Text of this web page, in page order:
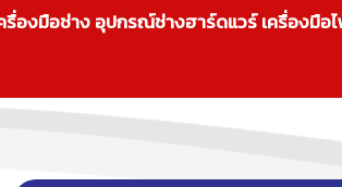
รื่องมือช่าง อุปกรณ์ช่างฮาร์ดแวร์ เครื่องมื